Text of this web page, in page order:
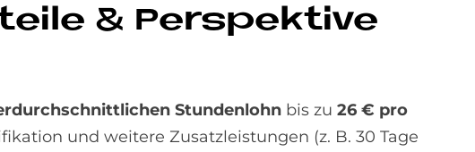
& Per­spek­ti­ve
Stundenlohn bis zu 26 € pro
und weitere Zusatzleistungen (z. B. 30 Tage